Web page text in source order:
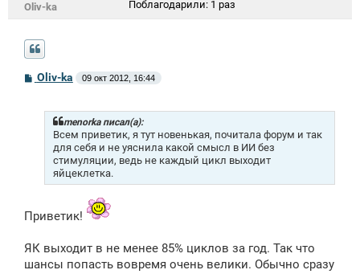
Oliv-ka
Поблагодарили: 1 раз
СOliv-ka 09 окт 2012, 16:44
menorka писал(а):
Всем приветик, я тут новенькая, почитала форум и так
для себя и не уяснила какой смысл в ИИ без
стимуляции, ведь не каждый цикл выходит
яйцеклетка.
Приветик!
ЯК выходит в не менее 85% циклов за год. Так что
шансы попасть вовремя очень велики. Обычно сразу